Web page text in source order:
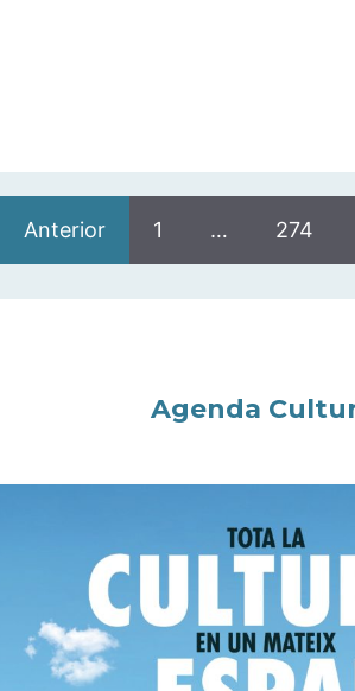
Anterior 1 … 274
Agenda